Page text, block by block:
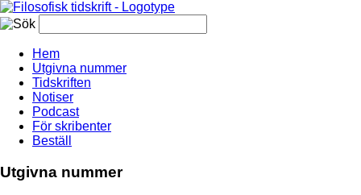
Hem
Utgivna nummer
Tidskriften
Notiser
Podcast
För skribenter
Beställ
Utgivna nummer